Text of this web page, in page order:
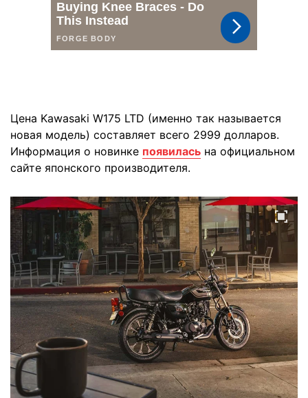
Цена Kawasaki W175 LTD (именно так называется
новая модель) составляет всего 2999 долларов.
Информация о новинке появилась на официальном
сайте японского производителя.